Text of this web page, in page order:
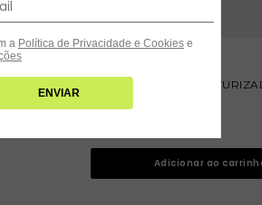
CINTO CORINO
Adicionar ao
a Política de Privacidade e Cookiese
ENVIAR